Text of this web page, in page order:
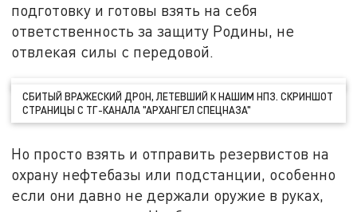
подготовку и готовы взять на себя
ответственность за защиту Родины, не
отвлекая силы с передовой.
СБИТЫЙ ВРАЖЕСКИЙ ДРОН, ЛЕТЕВШИЙ К НАШИМ НПЗ. СКРИНШОТ
СТРАНИЦЫ С ТГ-КАНАЛА "АРХАНГЕЛ СПЕЦНАЗА"
Но просто взять и отправить резервистов на
охрану нефтебазы или подстанции, особенно
если они давно не держали оружие в руках,